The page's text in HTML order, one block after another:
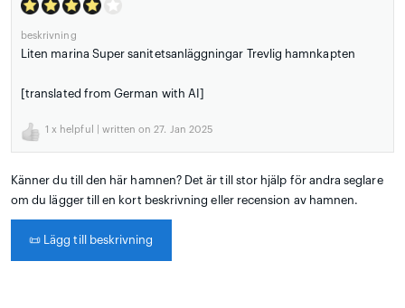
beskrivning
Liten marina Super sanitetsanläggningar Trevlig hamnkapten
[translated from German with AI]
1 x helpful | written on 27. Jan 2025
Känner du till den här hamnen? Det är till stor hjälp för andra seglare
om du lägger till en kort beskrivning eller recension av hamnen.
📜 Lägg till beskrivning